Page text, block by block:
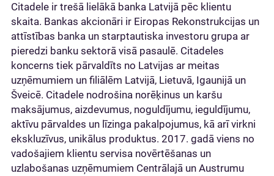
Citadele ir trešā lielākā banka Latvijā pēc klientu
skaita. Bankas akcionāri ir Eiropas Rekonstrukcijas un
attīstības banka un starptautiska investoru grupa ar
pieredzi banku sektorā visā pasaulē. Citadeles
koncerns tiek pārvaldīts no Latvijas ar meitas
uzņēmumiem un filiālēm Latvijā, Lietuvā, Igaunijā un
Šveicē. Citadele nodrošina norēķinus un karšu
maksājumus, aizdevumus, noguldījumu, ieguldījumu,
aktīvu pārvaldes un līzinga pakalpojumus, kā arī virkni
ekskluzīvus, unikālus produktus. 2017. gadā viens no
vadošajiem klientu servisa novērtēšanas un
uzlabošanas uzņēmumiem Centrālajā un Austrumu